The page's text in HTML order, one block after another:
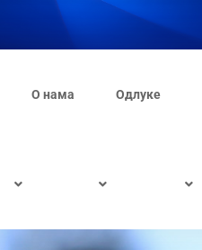
О нама Одлуке